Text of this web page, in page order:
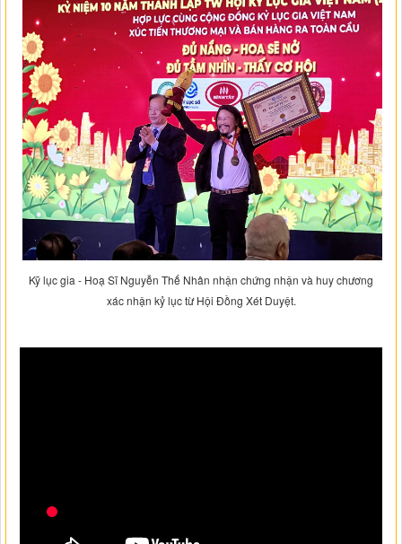
Kỹ lục gia - Hoạ Sĩ Nguyễn Thế Nhân nhận chứng nhận và huy chương
xác nhận kỷ lục từ Hội Đồng Xét Duyệt.